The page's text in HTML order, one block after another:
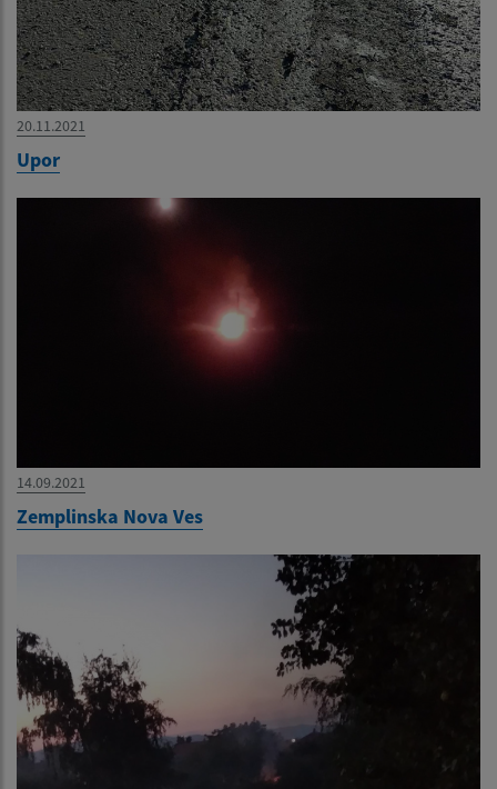
20.11.2021
Upor
14.09.2021
Zemplinska Nova Ves